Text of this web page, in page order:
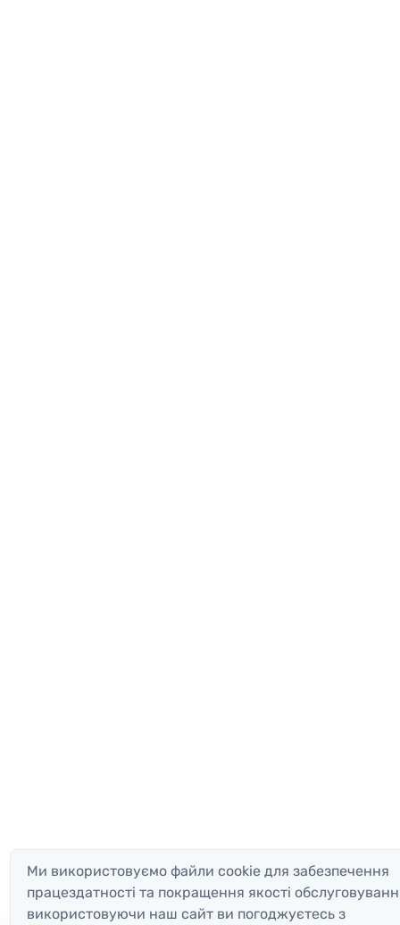
Ми використовуємо файли cookie для забезпечення
працездатності та покращення якості
використовуючи наш сайт ви погоджуєтесь з